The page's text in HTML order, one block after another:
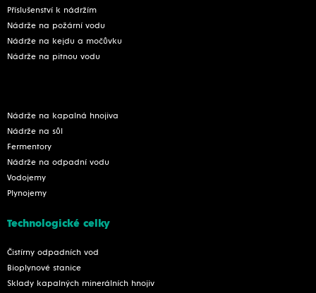
Příslušenství k nádržím
Nádrže na požární vodu
Nádrže na kejdu a močůvku
Nádrže na pitnou vodu
Nádrže na kapalná hnojiva
Nádrže na sůl
Fermentory
Nádrže na odpadní vodu
Vodojemy
Plynojemy
Technologické celky
Čistírny odpadních vod
Bioplynové stanice
Sklady kapalných minerálních hnojiv